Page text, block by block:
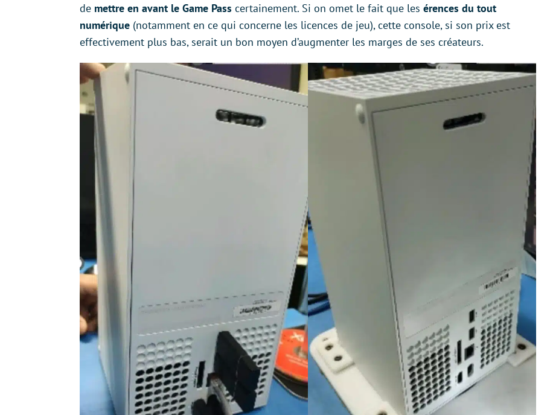
de mettre en avant le Game Pass certainement. Si on omet le fait que les érences du tout
numérique (notamment en ce qui concerne les licences de jeu), cette console, si son prix est
effectivement plus bas, serait un bon moyen d’augmenter les marges de ses créateurs.